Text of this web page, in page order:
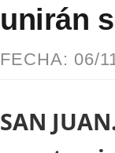
unirán
FECHA: 06/
SAN